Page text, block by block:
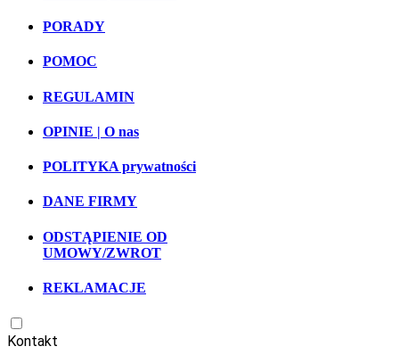
PORADY
POMOC
REGULAMIN
OPINIE | O nas
POLITYKA prywatności
DANE FIRMY
ODSTĄPIENIE OD
UMOWY/ZWROT
REKLAMACJE
Kontakt